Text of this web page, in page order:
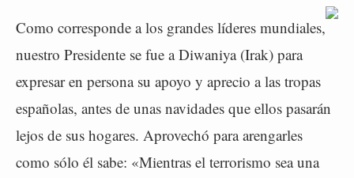
Como corresponde a los grandes líderes mundiales,
nuestro Presidente se fue a Diwaniya (Irak) para
expresar en persona su apoyo y aprecio a las tropas
españolas, antes de unas navidades que ellos pasarán
lejos de sus hogares. Aprovechó para arengarles
como sólo él sabe: «Mientras el terrorismo sea una